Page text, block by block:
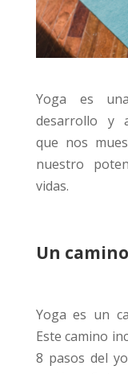
Yoga es
desarrollo y
que nos
nuestro
vidas.
Un
Yoga es un
Este camino
8 pasos del